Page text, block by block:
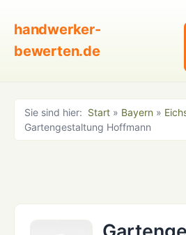
handwerker-
bewerten.de
Sie sind hier: Start » Bayern »
Gartengestaltung Hoffmann